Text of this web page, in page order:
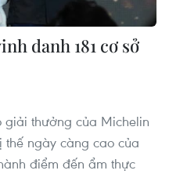
danh 181 cơ sở
thưởng của Michelin
ngày càng cao của
điểm đến ẩm thực